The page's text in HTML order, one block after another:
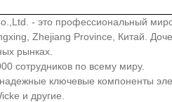
- это профессиональный
Zhejiang Province, Китай.
рынках.
сотрудников по всему миру.
ключевые компоненты
и другие.